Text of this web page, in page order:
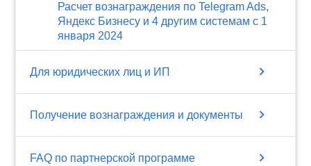
Расчет вознаграждения по Telegram Ads,
Яндекс Бизнесу и 4 другим системам с 1
января 2024
Для юридических лиц и ИП chevron_right
Получение вознаграждения и документы chevron_right
FAQ по партнерской программе chevron_right